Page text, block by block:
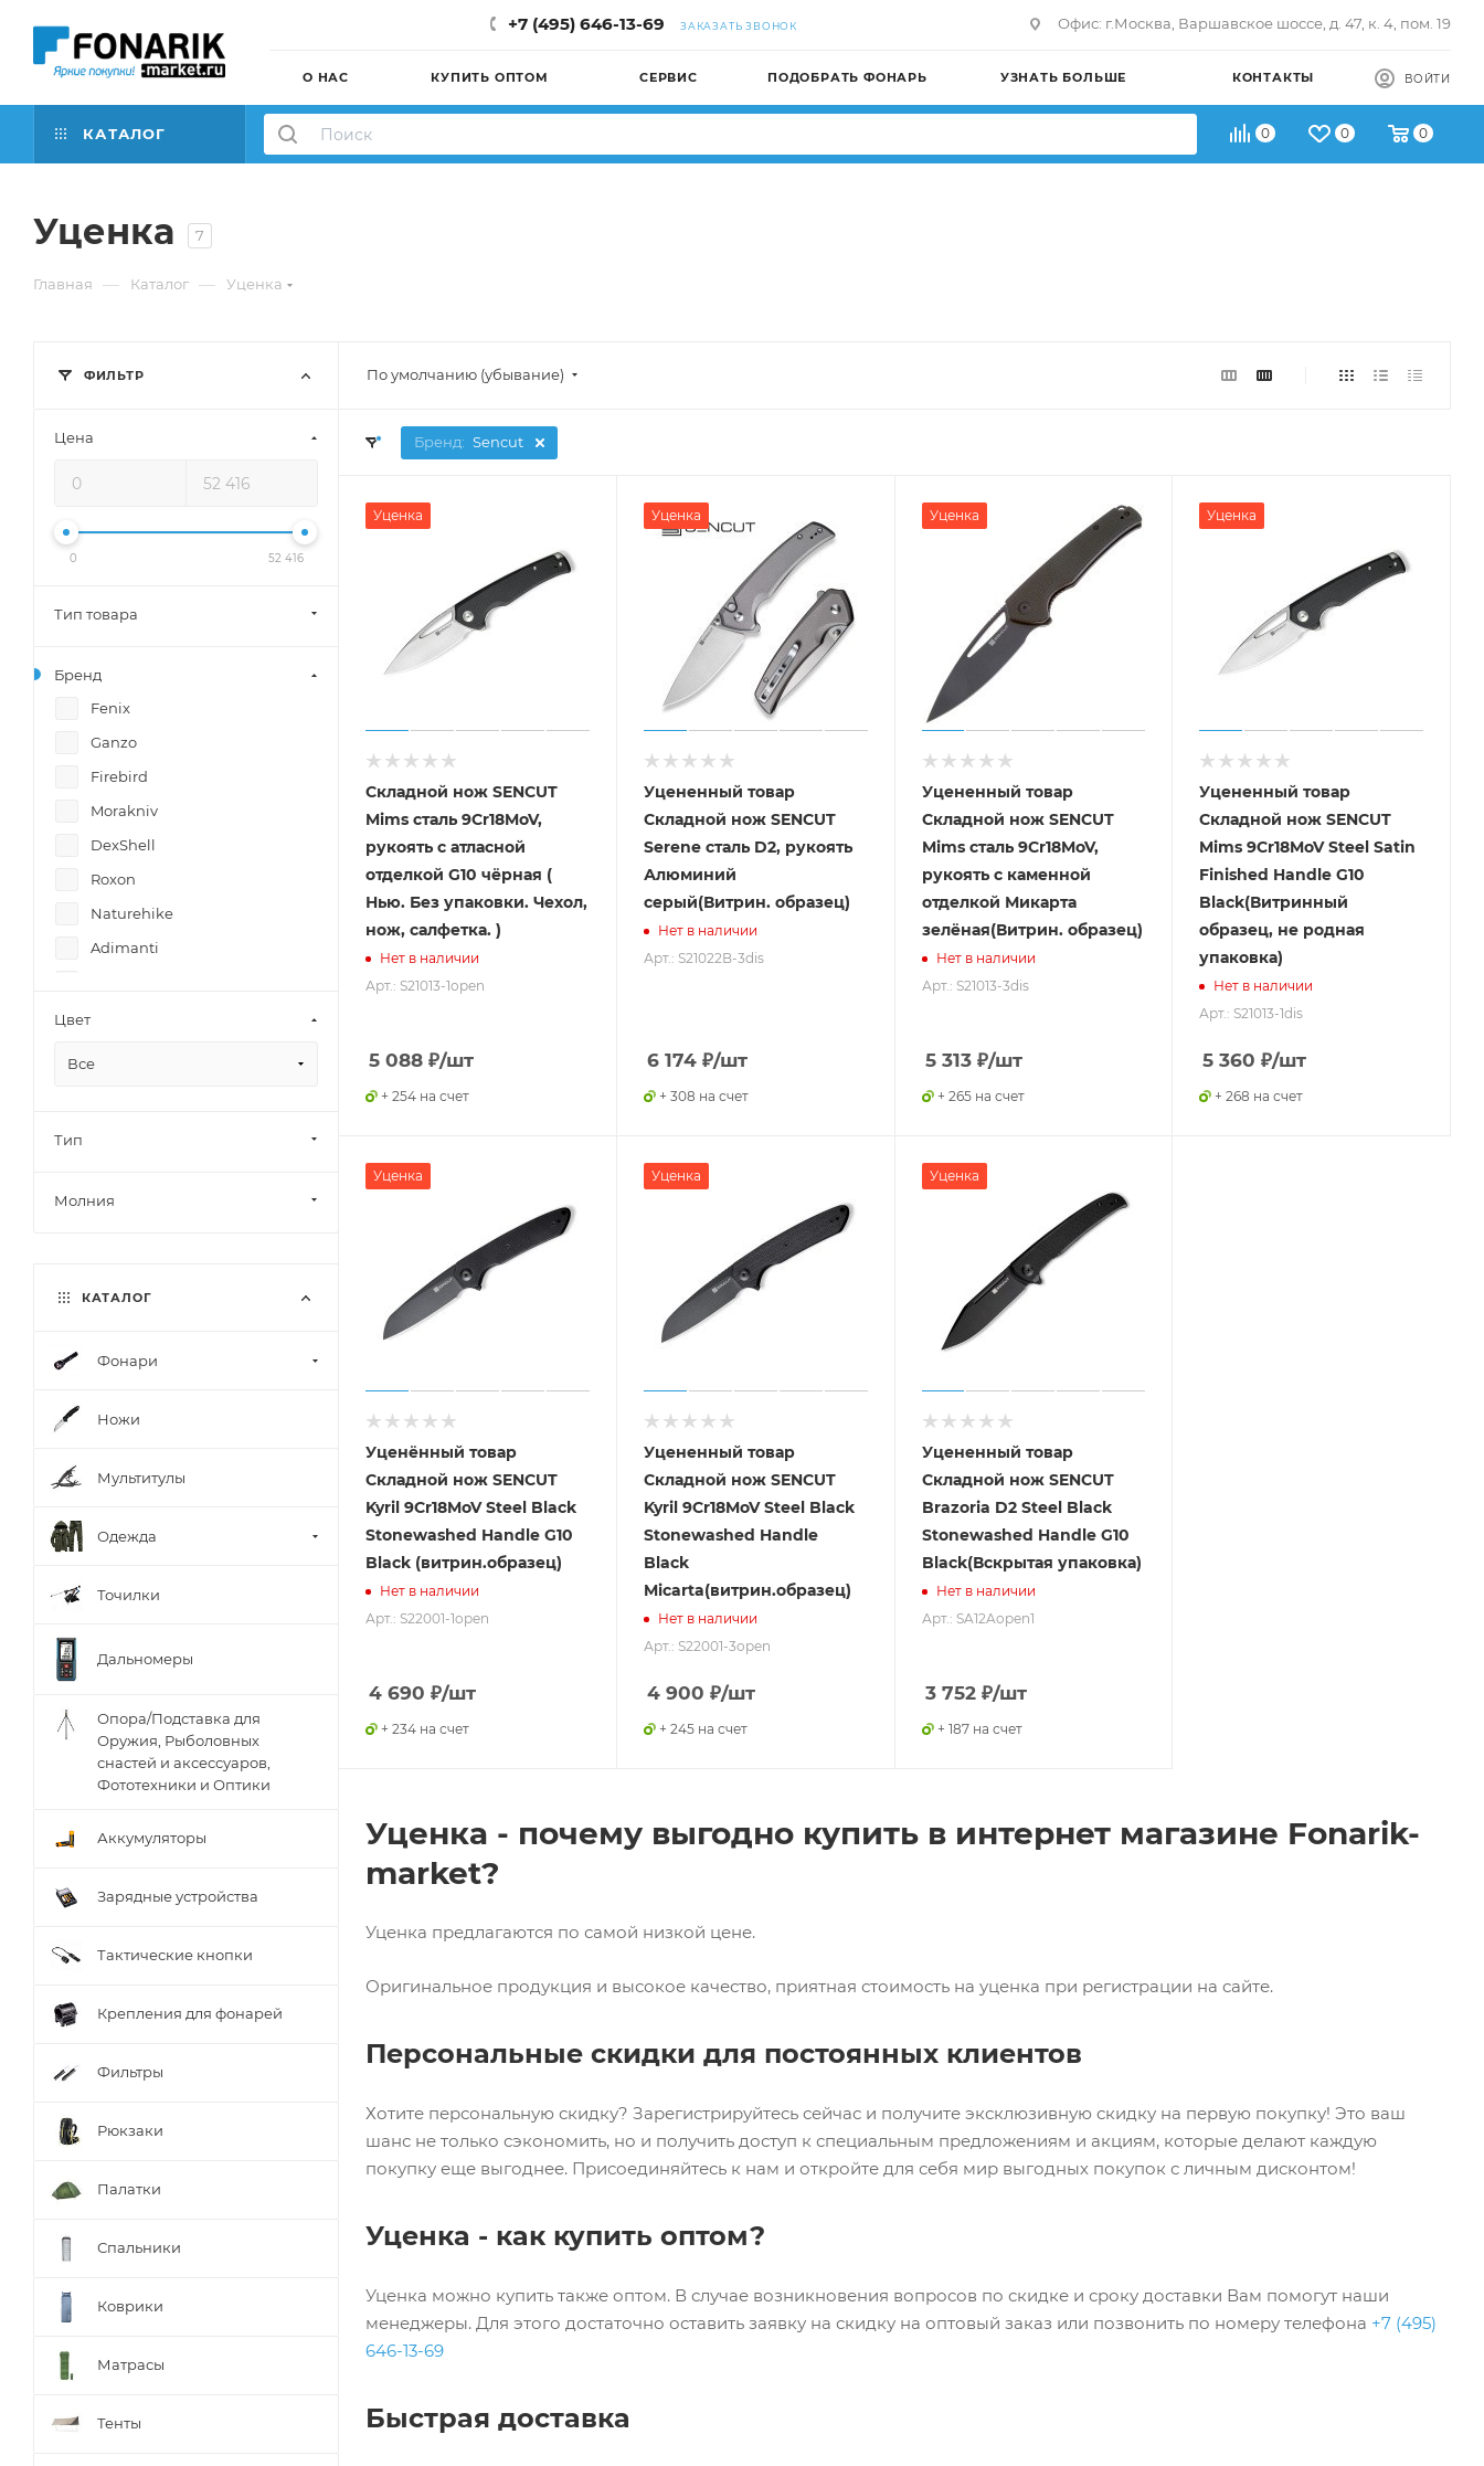
+7 (495) 646-13-69 ЗАКАЗАТЬ ЗВОНОК Офис: г.Москва, Варшавское шоссе, д. 47, к. 4, пом. 19
О НАС КУПИТЬ ОПТОМ СЕРВИС ПОДОБРАТЬ ФОНАРЬ УЗНАТЬ БОЛЬШЕ КОНТАКТЫ ВОЙТИ
КАТАЛОГ 0 0 0
Уценка 7
Главная — Каталог — Уценка
По умолчанию (убывание)
Бренд: Sencut
Уценка
Складной нож SENCUT
Mims сталь 9Cr18MoV,
рукоять с атласной
отделкой G10 чёрная (
Нью. Без упаковки. Чехол,
нож, салфетка. )
Нет в наличии
Арт.: S21013-1open
5 088 ₽/шт
+ 254 на счет
Уценка
Уцененный товар
Складной нож SENCUT
Serene сталь D2, рукоять
Алюминий
серый(Витрин. образец)
Нет в наличии
Арт.: S21022B-3dis
6 174₽/шт
+ 308 на счет
Уценка
Уцененный товар
Складной нож SENCUT
Mims сталь 9Cr18MoV,
рукоять с каменной
отделкой Микарта
зелёная(Витрин. образец)
Нет в наличии
Арт.: S21013-3dis
5 313₽/шт
+ 265 на счет
Уценка
Уцененный товар
Складной нож SENCUT
Mims 9Cr18MoV Steel Satin
Finished Handle G10
Black(Витринный
образец, не родная
упаковка)
Нет в наличии
Арт.: S21013-1dis
5 360 ₽/шт
+ 268 на счет
Уценка
Уценённый товар
Складной нож SENCUT
Kyril 9Cr18MoV Steel Black
Stonewashed Handle G10
Black (витрин.образец)
Нет в наличии
Арт.: S22001-1open
4 690 ₽/шт
+ 234 на счет
Уценка
Уцененный товар
Складной нож SENCUT
Kyril 9Cr18MoV Steel Black
Stonewashed Handle
Black
Micarta(витрин.образец)
Нет в наличии
Арт.: S22001-3open
4 900 ₽/шт
+ 245 на счет
Уценка
Уцененный товар
Складной нож SENCUT
Brazoria D2 Steel Black
Stonewashed Handle G10
Black(Вскрытая упаковка)
Нет в наличии
Арт.: SA12Aopen1
3 752₽/шт
+ 187 на счет
Уценка - почему выгодно купить в интернет магазине Fonarik-
market?
Уценка предлагаются по самой низкой цене.
Оригинальное продукция и высокое качество, приятная стоимость на уценка при регистрации на сайте.
Персональные скидки для постоянных клиентов
Хотите персональную скидку? Зарегистрируйтесь сейчас и получите эксклюзивную скидку на первую покупку! Это ваш
шанс не только сэкономить, но и получить доступ к специальным предложениям и акциям, которые делают каждую
покупку еще выгоднее. Присоединяйтесь к нам и откройте для себя мир выгодных покупок с личным дисконтом!
Уценка - как купить оптом?
Уценка можно купить также оптом. В случае возникновения вопросов по скидке и сроку доставки Вам помогут наши
менеджеры. Для этого достаточно оставить заявку на скидку на оптовый заказ или позвонить по номеру телефона +7 (495)
646-13-69
Быстрая доставка
ФИЛЬТР
Цена
0 52 416
Тип товара
Бренд
Fenix
Ganzo
Firebird
Morakniv
DexShell
Roxon
Naturehike
Adimanti
SNDWAY
Sencut
Atum
Ego Tools
Esbit
Lansky
Nitecore
Olight
PRCTZ
Sanrenmu
Trimm
Цвет
Все
Тип
Молния
КАТАЛОГ
Фонари
Ножи
Мультитулы
Одежда
Точилки
Дальномеры
Опора/Подставка для
Оружия, Рыболовных
снастей и аксессуаров,
Фототехники и Оптики
Аккумуляторы
Зарядные устройства
Тактические кнопки
Крепления для фонарей
Фильтры
Рюкзаки
Палатки
Спальники
Коврики
Матрасы
Тенты